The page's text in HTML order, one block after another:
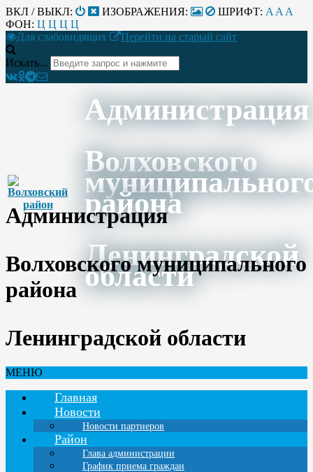
ВКЛ / ВЫКЛ: ИЗОБРАЖЕНИЯ: ШРИФТ: A A A
ФОН: Ц Ц Ц Ц
Для слабовидящих
Перейти на старый сайт
Искать...
Администрация
Волховского
района
Ленинградской
области
Администрация
Волховского муниципального
района
Ленинградской области
МЕНЮ
Главная
Новости
Новости партнеров
Район
Глава администрации
График приема граждан